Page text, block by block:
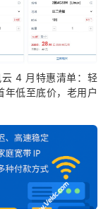
4 月特惠清单：轻
年低至底价，老用户